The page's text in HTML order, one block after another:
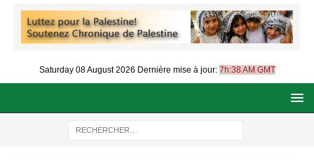
Saturday 08 August 2026 Dernière mise à jour: 7h:38 AM GMT